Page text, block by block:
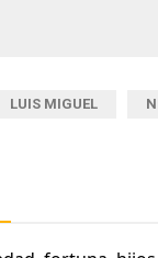
LUIS MIGUEL